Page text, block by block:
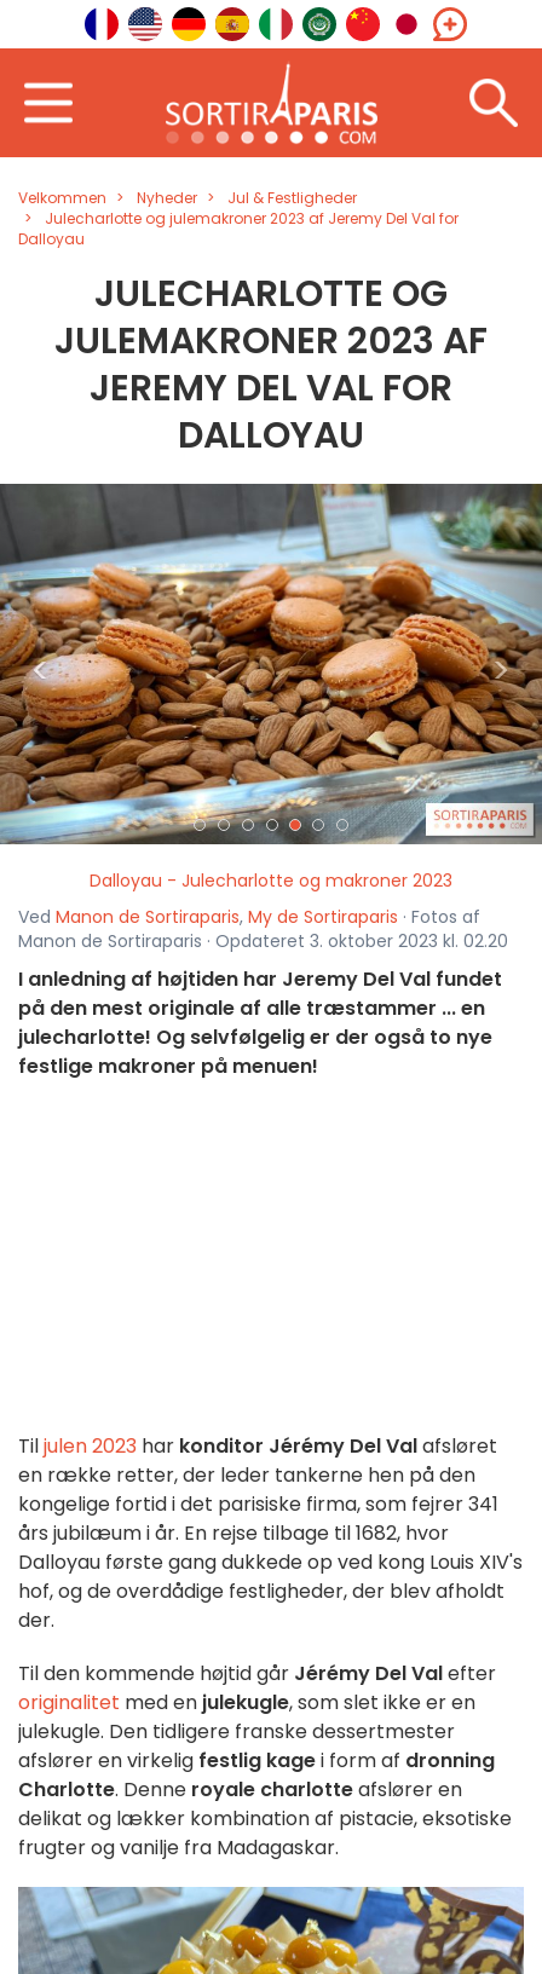
Velkommen Nyheder
Jul & Festligheder
Julecharlotte og julemakroner 2023 af Jeremy Del Val for
Dalloyau
JULECHARLOTTE OG
JULEMAKRONER 2023 AF
JEREMY DEL VAL FOR
DALLOYAU
< >
Dalloyau - Julecharlotte og makroner 2023
Ved Manon de Sortiraparis, My de Sortiraparis · Fotos af
Manon de Sortiraparis · Opdateret 3. oktober 2023 kl. 02.20
I anledning af højtiden har Jeremy Del Val fundet
på den mest originale af alle træstammer ... en
julecharlotte! Og selvfølgelig er der også to nye
festlige makroner på menuen!
Tiljulen 2023 har konditor Jérémy Del Valafsløret
en række retter, der leder tankerne hen på den
kongelige fortid i det parisiske firma, som fejrer 341
års jubilæum i år. En rejse tilbage til 1682, hvor
Dalloyau første gang dukkede op ved kong Louis XIV's
hof, og de overdådige festligheder, der blev afholdt
der.
Til den kommende højtid går Jérémy Del Valefter
originalitet med en julekugle, som slet ikke er en
julekugle. Den tidligere franske dessertmester
afslører en virkelig festlig kagei form af dronning
Charlotte. Denne royale charlotteafslører en
delikat og lækker kombination af pistacie, eksotiske
frugter og vanilje fra Madagaskar.